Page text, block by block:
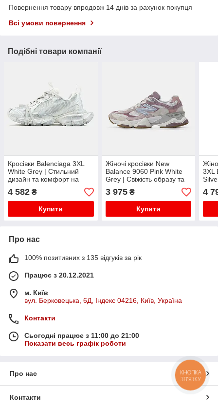
Повернення товару впродовж 14 днів за рахунок покупця
Всі умови повернення
Подібні товари компанії
Кросівки Balenciaga 3XL
White Grey | Стильний
дизайн та комфорт на
кожен день
4 582 ₴
Купити
Жіночі кросівки New
Balance 9060 Pink White
Grey | Свіжість образу та
комфорт
3 975₴
Купити
3XL
для
4
Про нас
100% позитивних з 135 відгуків за рік
Працює з 20.12.2021
м. Київ
вул. Берковецька, 6Д, Індекс 04216, Київ, Україна
Контакти
Сьогодні працює з 11:00 до 21:00
Показати весь графік роботи
Про нас
Контакти
КНОПКА
ЗВ'ЯЗКУ